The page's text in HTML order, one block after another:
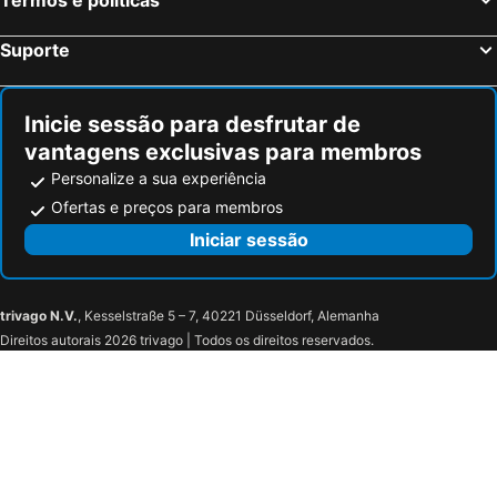
Suporte
Inicie sessão para desfrutar de
vantagens exclusivas para membros
Personalize a sua experiência
Ofertas e preços para membros
Iniciar sessão
trivago N.V., Kesselstraße 5 – 7, 40221 Düsseldorf, Alemanha
Direitos autorais 2026 trivago | Todos os direitos reservados.